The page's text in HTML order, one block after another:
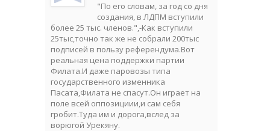
"По его словам, за год со дня
создания, в ЛДПМ вступили
более 25 тыс. членов.",-Как вступили
25тыс,точно так же не собрали 200тыс
подписей в пользу референдума.Вот
реальная цена поддержки партии
Филата.И даже паровозы типа
государственного изменника
Пасата,Филата не спасут.Он играет на
поле всей оппозициии,и сам себя
гробит.Туда им и дорога,вслед за
ворюгой Урекяну.